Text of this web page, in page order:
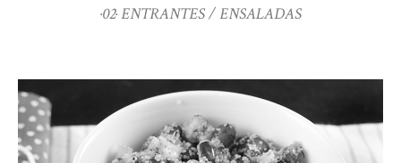
·02· ENTRANTES / ENSALADAS